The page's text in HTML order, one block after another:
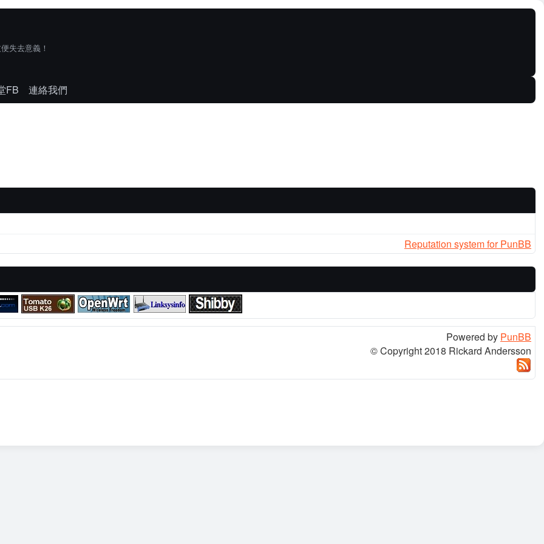
失去意義！
FB 連絡我們
Reputation system for PunBB
Powered by PunBB
© Copyright 2018 Rickard Andersson